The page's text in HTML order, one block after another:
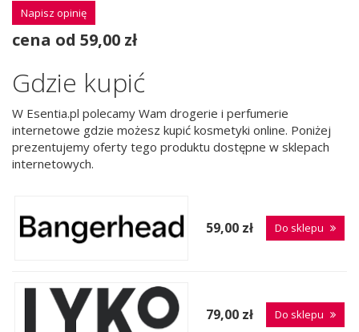
Napisz opinię
cena od 59,00 zł
Gdzie kupić
W Esentia.pl polecamy Wam drogerie i perfumerie
internetowe gdzie możesz kupić kosmetyki online. Poniżej
prezentujemy oferty tego produktu dostępne w sklepach
internetowych.
59,00 zł Do sklepu
79,00 zł Do sklepu